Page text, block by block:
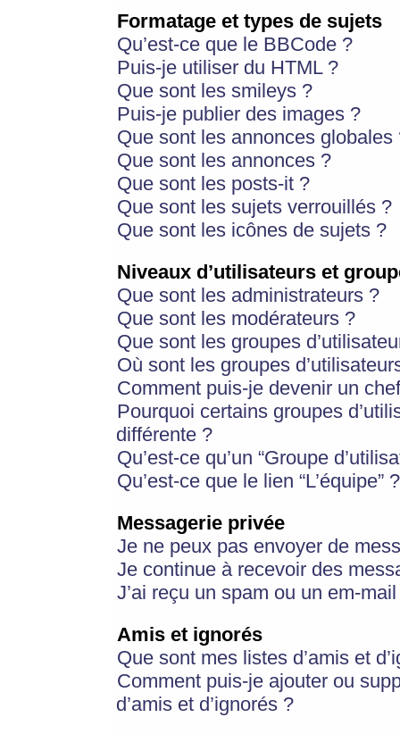
Formatage et types de sujets
Qu’est-ce que le BBCode ?
Puis-je utiliser du HTML ?
Que sont les smileys ?
Puis-je publier des images ?
Que sont les annonces globales
Que sont les annonces ?
Que sont les posts-it ?
Que sont les sujets verrouillés ?
Que sont les icônes de sujets ?
Niveaux d’utilisateurs et
Que sont les administrateurs ?
Que sont les modérateurs ?
Que sont les groupes
Où sont les groupes
Comment puis-je devenir un
Pourquoi certains groupes
différente ?
Qu’est-ce qu’un “Groupe
Qu’est-ce que le lien “L’équipe” ?
Messagerie privée
Je ne peux pas envoyer de
Je continue à recevoir des
J’ai reçu un spam ou un em-
Amis et ignorés
Que sont mes listes d’amis et
Comment puis-je ajouter ou
d’amis et d’ignorés ?